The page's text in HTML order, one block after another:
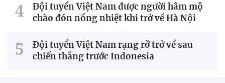
Đội tuyển Việt Nam được người hâm mộ
chào đón nồng nhiệt khi trở về Hà Nội
Đội tuyển Việt Nam rạng rỡ trở về sau
chiến thắng trước Indonesia